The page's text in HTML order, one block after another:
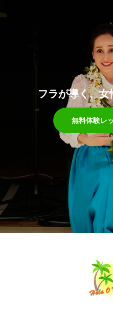
フラが導く、女
無料体験レ